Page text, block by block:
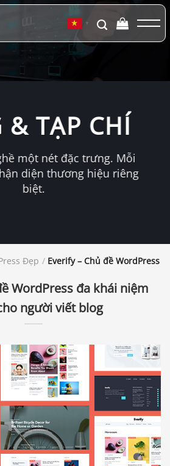
▼
& TẠP CHÍ
một nét đặc trưng. Mỗi
diện thương hiệu riêng
biệt.
Đẹp / Everify – Chủ đề WordPress
WordPress đa khái niệm
người viết blog